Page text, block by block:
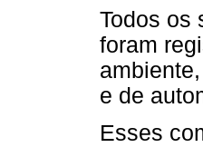
Todos os
foram
e de
Esses